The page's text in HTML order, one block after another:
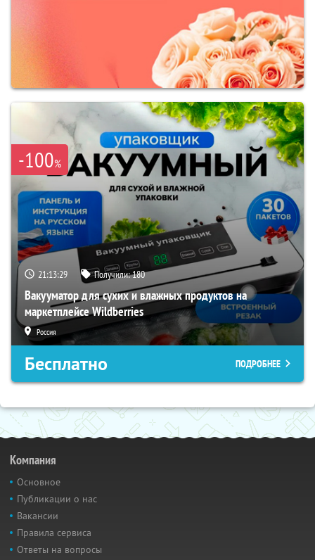
-100%
21:13:28 Получили:180
Вакууматор для сухих и влажных продуктов на
маркетплейсе Wildberries
Россия
Бесплатно ПОДРОБНЕЕ
Компания
Основное
Публикации о нас
Вакансии
Правила сервиса
Ответы на вопросы